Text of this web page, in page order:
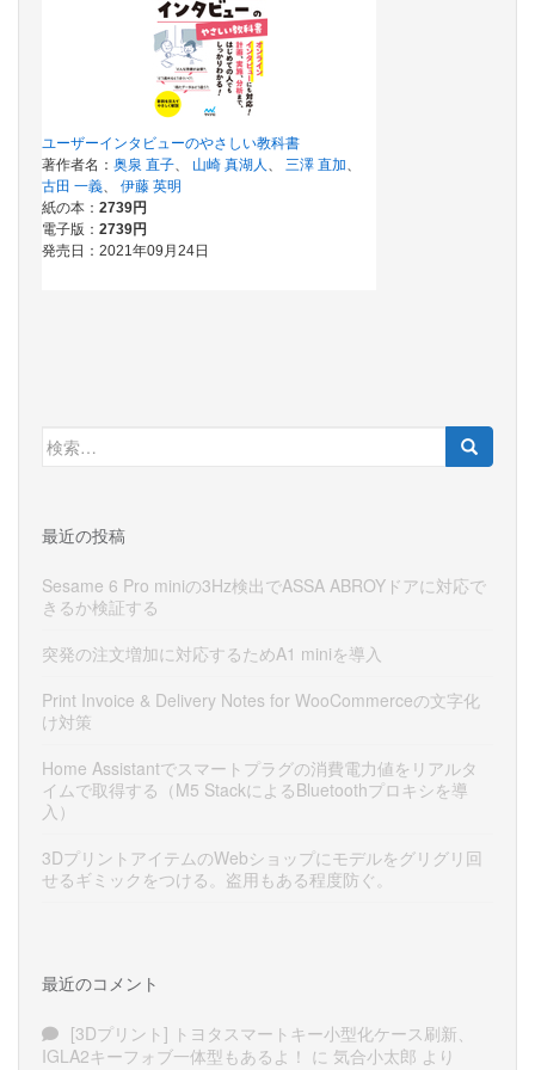
検
索:
最近の投稿
Sesame 6 Pro miniの3Hz検出でASSA ABROYドアに対応で
きるか検証する
突発の注文増加に対応するためA1 miniを導入
Print Invoice & Delivery Notes for WooCommerceの文字化
け対策
Home Assistantでスマートプラグの消費電力値をリアルタ
イムで取得する（M5 StackによるBluetoothプロキシを導
入）
3DプリントアイテムのWebショップにモデルをグリグリ回
せるギミックをつける。盗用もある程度防ぐ。
最近のコメント
[3Dプリント] トヨタスマートキー小型化ケース刷新、
IGLA2キーフォブ一体型もあるよ！ に 気合小太郎 より